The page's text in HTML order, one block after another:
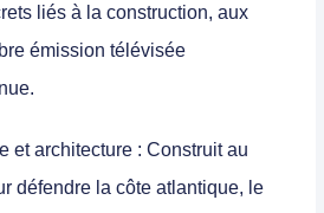
liés à la construction, aux
émission télévisée
et architecture : Construit au
défendre la côte atlantique, le